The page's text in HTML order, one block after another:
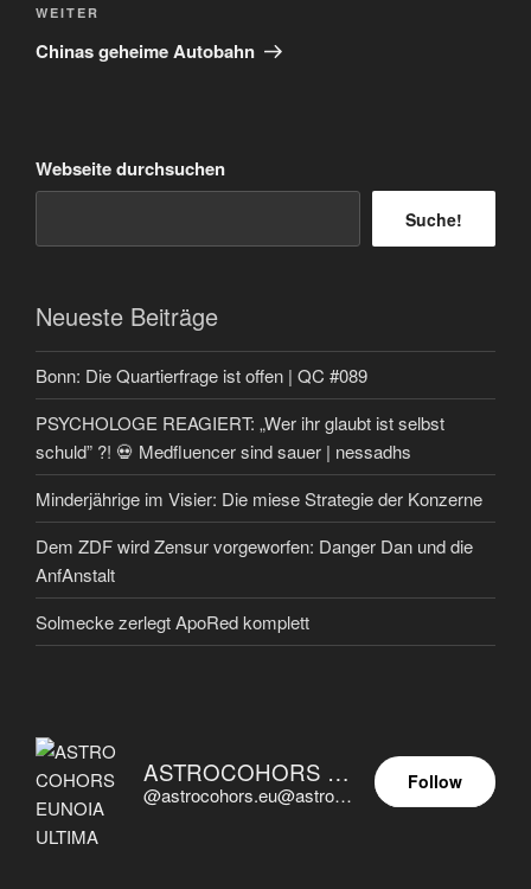
Nächster
Beitrag
WEITER
Chinas geheime Autobahn
Webseite durchsuchen
Suche!
Neueste Beiträge
Bonn: Die Quartierfrage ist offen | QC #089
PSYCHOLOGE REAGIERT: „Wer ihr glaubt ist selbst
schuld” ?! 💀 Medfluencer sind sauer | nessadhs
Minderjährige im Visier: Die miese Strategie der Konzerne
Dem ZDF wird Zensur vorgeworfen: Danger Dan und die
AnfAnstalt
Solmecke zerlegt ApoRed komplett
ASTROCOHORS EUNOIA ULTIMA
@astrocohors.eu@astrocohors.eu
Follow